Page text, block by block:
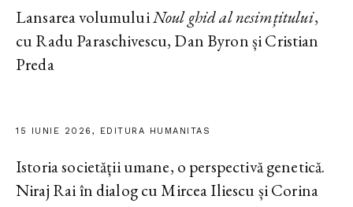
Lansarea volumuluiNoul ghid al nesimțitului,
cu Radu Paraschivescu, Dan Byron și Cristian
Preda
15 IUNIE 2026, EDITURA HUMANITAS
Istoria societății umane, o perspectivă genetică.
Niraj Rai în dialog cu Mircea Iliescu și Corina